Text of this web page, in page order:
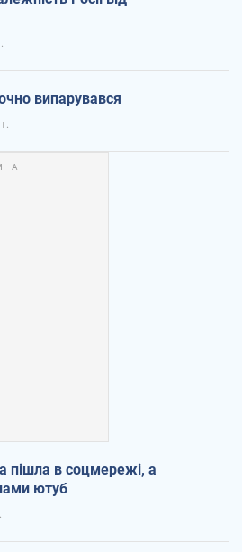
випарувався
пішла в соцмережі, а
ютуб